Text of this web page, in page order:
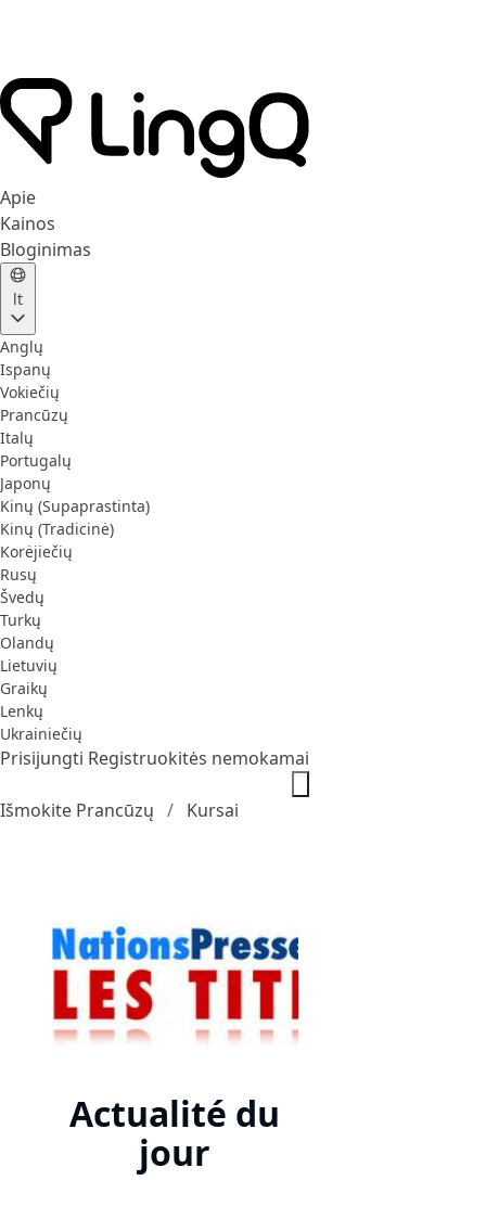
Apie
Kainos
Bloginimas
lt
Anglų
Ispanų
Vokiečių
Prancūzų
Italų
Portugalų
Japonų
Kinų (Supaprastinta)
Kinų (Tradicinė)
Korėjiečių
Rusų
Švedų
Turkų
Olandų
Lietuvių
Graikų
Lenkų
Ukrainiečių
Prisijungti Registruokitės nemokamai
Išmokite Prancūzų Kursai
Actualité du
jour